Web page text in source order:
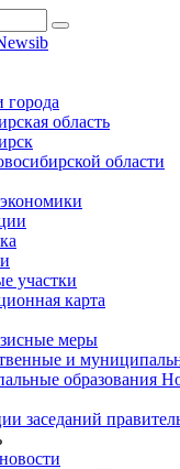
города
область
области
участки
карта
меры
и
образования
заседаний